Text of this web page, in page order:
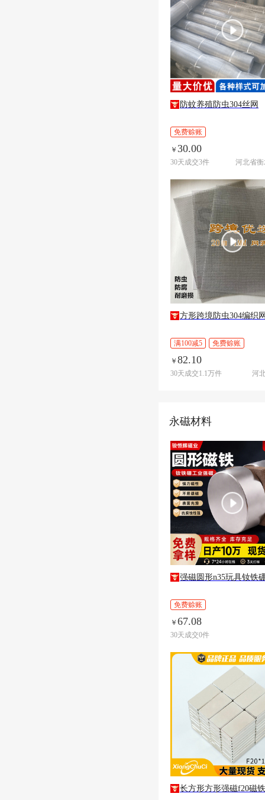
防蚊养殖防虫304丝网
免费赊账
￥ 30.00
30天成交3件
方形跨境防虫304编织
满100减5 免费赊账
￥ 82.10
30天成交1.1万件 河
永磁材料
强磁圆形n35玩具钕铁
免费赊账
￥ 67.08
30天成交0件
长方形方形强磁f20磁